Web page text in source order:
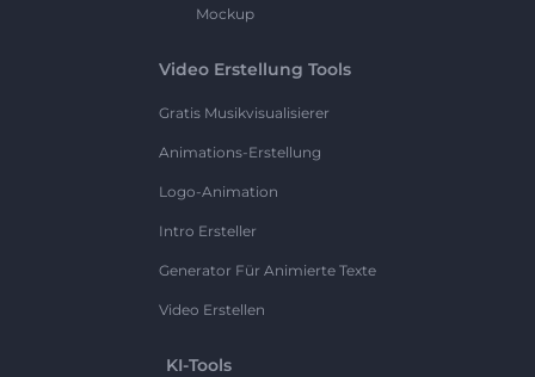
Mockup
Video Erstellung Tools
Gratis Musikvisualisierer
Animations-Erstellung
Logo-Animation
Intro Ersteller
Generator Für Animierte Texte
Video Erstellen
KI-Tools